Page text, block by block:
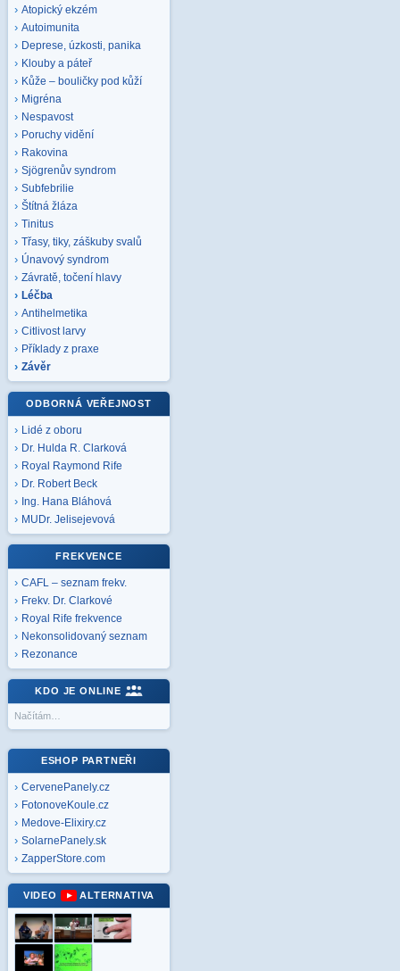
Atopický ekzém
Autoimunita
Deprese, úzkosti, panika
Klouby a páteř
Kůže – bouličky pod kůží
Migréna
Nespavost
Poruchy vidění
Rakovina
Sjögrenův syndrom
Subfebrilie
Štítná žláza
Tinitus
Třasy, tiky, záškuby svalů
Únavový syndrom
Závratě, točení hlavy
Léčba
Antihelmetika
Citlivost larvy
Příklady z praxe
Závěr
ODBORNÁ VEŘEJNOST
Lidé z oboru
Dr. Hulda R. Clarková
Royal Raymond Rife
Dr. Robert Beck
Ing. Hana Bláhová
MUDr. Jelisejevová
FREKVENCE
CAFL – seznam frekv.
Frekv. Dr. Clarkové
Royal Rife frekvence
Nekonsolidovaný seznam
Rezonance
KDO JE ONLINE
Načítám…
ESHOP PARTNEŘI
CervenePanely.cz
FotonoveKoule.cz
Medove-Elixiry.cz
SolarnePanely.sk
ZapperStore.com
VIDEO ALTERNATIVA